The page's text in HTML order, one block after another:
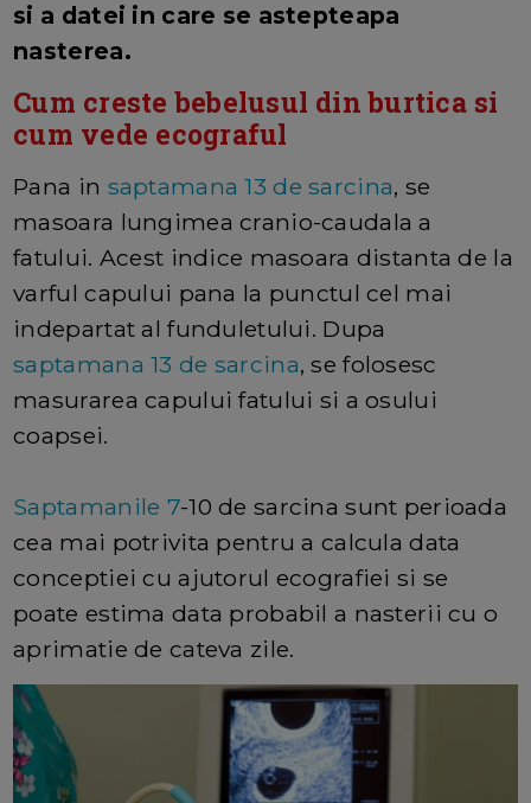
si a datei in care se astepteapa
nasterea.
Cum creste bebelusul din burtica si
cum vede ecograful
Pana in saptamana 13 de sarcina, se
masoara lungimea cranio-caudala a
fatului. Acest indice masoara distanta de la
varful capului pana la punctul cel mai
indepartat al funduletului. Dupa
saptamana 13 de sarcina, se folosesc
masurarea capului fatului si a osului
coapsei.
Saptamanile 7-10 de sarcina sunt perioada
cea mai potrivita pentru a calcula data
conceptiei cu ajutorul ecografiei si se
poate estima data probabil a nasterii cu o
aprimatie de cateva zile.